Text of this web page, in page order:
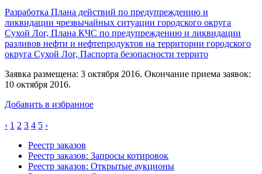
Разработка Плана действий по предупреждению и
ликвидации чрезвычайных ситуации городского округа
Сухой Лог, Плана КЧС по предупреждению и ликвидации
разливов нефти и нефтепродуктов на территории городского
округа Сухой Лог, Паспорта безопасности террито
Заявка размещена: 3 октября 2016. Окончание приема заявок:
10 октября 2016.
Добавить в избранное
‹ 1 2 3 4 5 ›
Реестр заказов
Реестр заказов: Запросы котировок
Реестр заказов: Открытые аукционы